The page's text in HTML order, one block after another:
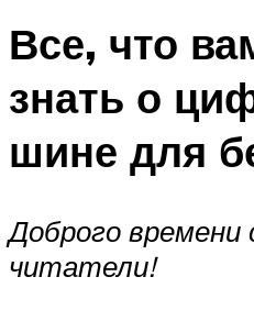
Все, что
знать о
шине для
Доброго времени
читатели!